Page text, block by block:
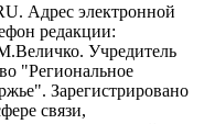
Адрес электронной
редакции:
Учредитель
"Региональное
Зарегистрировано
связи,